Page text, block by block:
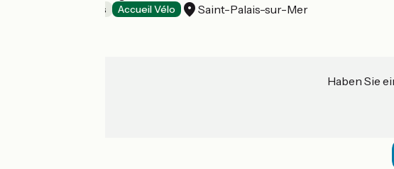
Holiday residences Accueil Vélo Saint-Palais-sur-Mer
Haben Sie